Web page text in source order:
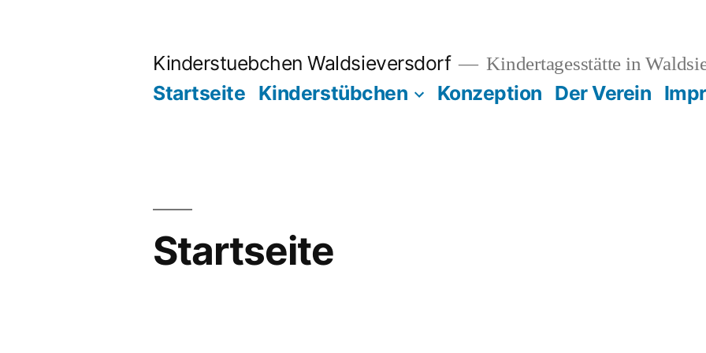
Kinderstuebchen Waldsieversdorf Kindertagesstätte in
Startseite Kinderstübchen Konzeption Der Verein
Startseite